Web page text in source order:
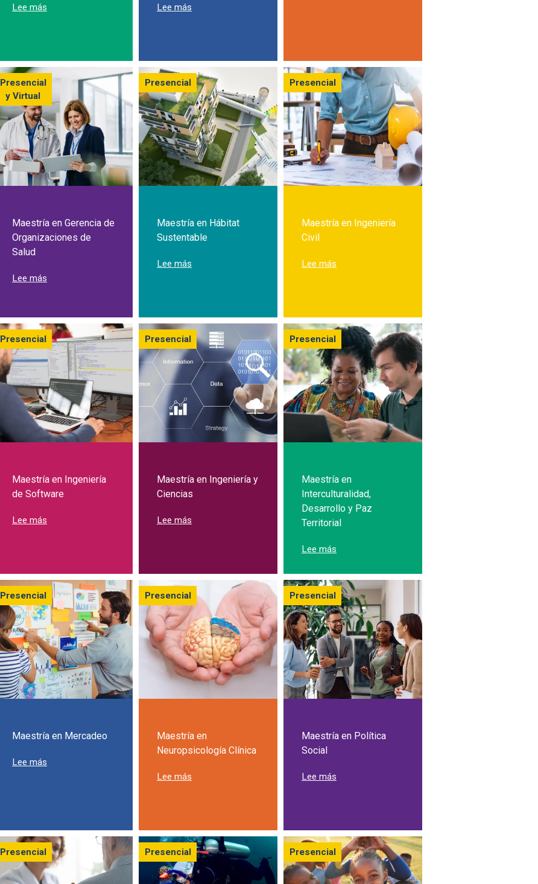
Lee más sobre Maestría en Epidemiología
Lee más
Presencial
y Virtual
Maestría en Gerencia de
Organizaciones de
Salud
Lee más
Presencial
Maestría en Hábitat
Sustentable
Lee más sobre Maestría en Hábitat Sustentable
Presencial
Maestría en Ingeniería
Civil
Lee más
Presencial
Maestría en Ingeniería
de Software
Lee más sobre Maestría en Ingeniería de Software
Presencial
Maestría en Ingeniería y
Ciencias
Lee más sobre Maestría en Ingeniería y Ciencias
Presencial
Maestría en
Interculturalidad,
Desarrollo y Paz
Territorial
Lee más
Presencial
Maestría en Mercadeo
Lee más
Presencial
Maestría en
Neuropsicología Clínica
Lee más sobre Maestría en Neuropsicología Clínica
Presencial
Maestría en Política
Social
Lee más
Presencial Presencial Presencial